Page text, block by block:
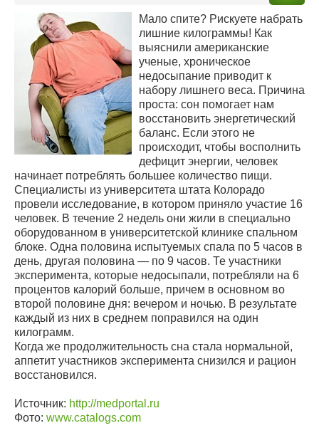
Мало спите? Рискуете набрать
лишние килограммы! Как
выяснили американские
ученые, хроническое
недосыпание приводит к
набору лишнего веса. Причина
проста: сон помогает нам
восстановить энергетический
баланс. Если этого не
происходит, чтобы восполнить
дефицит энергии, человек
начинает потреблять большее количество пищи.
Специалисты из университета штата Колорадо
провели исследование, в котором приняло участие 16
человек. В течение 2 недель они жили в специально
оборудованном в университетской клинике спальном
блоке. Одна половина испытуемых спала по 5 часов в
день, другая половина — по 9 часов. Те участники
эксперимента, которые недосыпали, потребляли на 6
процентов калорий больше, причем в основном во
второй половине дня: вечером и ночью. В результате
каждый из них в среднем поправился на один
килограмм.
Когда же продолжительность сна стала нормальной,
аппетит участников эксперимента снизился и рацион
восстановился.
Источник: http://medportal.ru
Фото: www.catalogs.com